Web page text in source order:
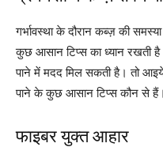
गर्भावस्था के दौरान कब्ज़ की
कुछ आसान टिप्स का ध्यान रखती
पाने में मदद मिल सकती है। तो
पाने के कुछ आसान टिप्स कौन से हैं।
फाइबर युक्त आहार